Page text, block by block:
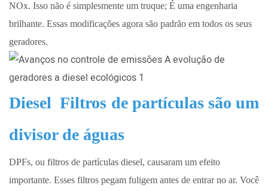
NOx. Isso não é simplesmente um truque; É uma engenharia
brilhante. Essas modificações agora são padrão em todos os seus
geradores.
Diesel Filtros de partículas são um
divisor de águas
DPFs, ou filtros de partículas diesel, causaram um efeito
importante. Esses filtros pegam fuligem antes de entrar no ar. Você